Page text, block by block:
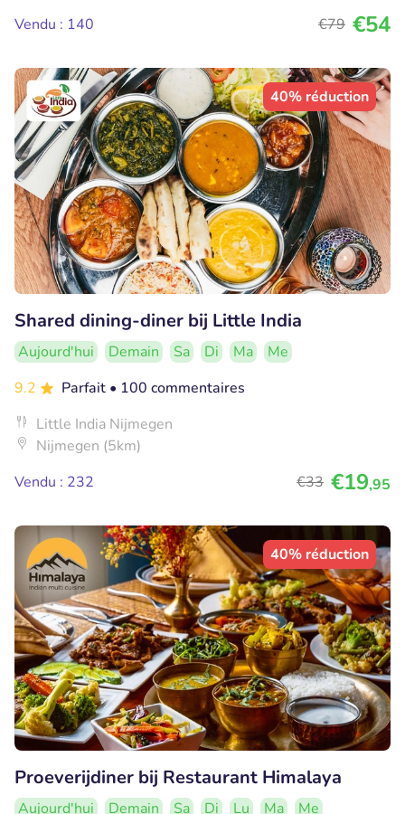
Vendu : 140
€79 €54
40% réduction
Shared dining-diner bij Little India
Aujourd'hui Demain Sa Di Ma
Me
9.2
Parfait • 100 commentaires
Little India Nijmegen
Nijmegen (5km)
Vendu : 232
€33 €19,95
40% réduction
Proeverijdiner bij Restaurant Himalaya
Aujourd'hui Demain Sa Di Lu Ma Me